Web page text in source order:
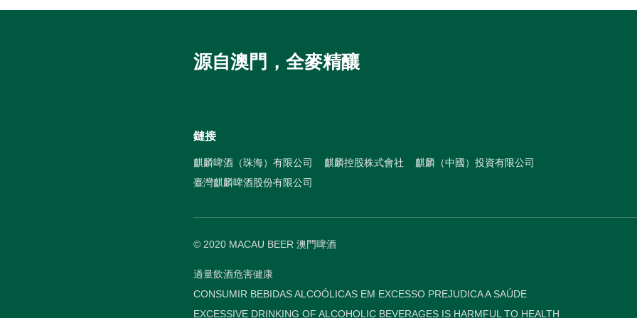
源自澳門，全麥精釀
鏈接
麒麟啤酒（珠海）有限公司 麒麟控股株式會社
麒麟（中國）投資有限公司
臺灣麒麟啤酒股份有限公司
© 2020 MACAU BEER 澳門啤酒
過量飲酒危害健康
CONSUMIR BEBIDAS ALCOÓLICAS EM EXCESSO PREJUDICA A SAÚDE
EXCESSIVE DRINKING OF ALCOHOLIC BEVERAGES IS HARMFUL TO HEALTH